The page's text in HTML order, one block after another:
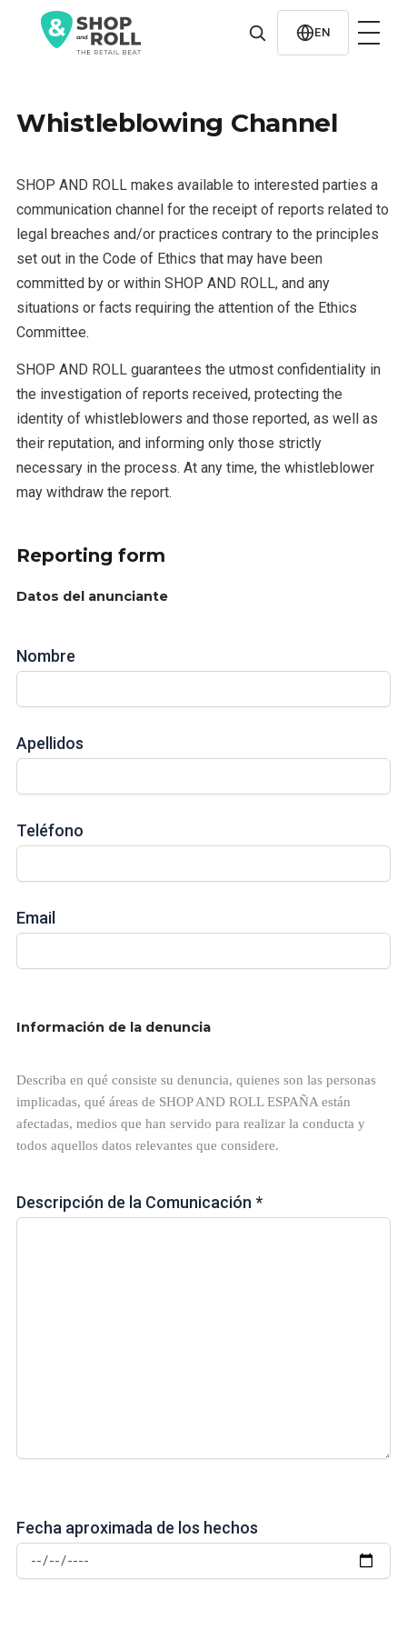
contenido
EN
Whistleblowing Channel
SHOP AND ROLL makes available to interested parties a
communication channel for the receipt of reports related to
legal breaches and/or practices contrary to the principles
set out in the Code of Ethics that may have been
committed by or within SHOP AND ROLL, and any
situations or facts requiring the attention of the Ethics
Committee.
SHOP AND ROLL guarantees the utmost confidentiality in
the investigation of reports received, protecting the
identity of whistleblowers and those reported, as well as
their reputation, and informing only those strictly
necessary in the process. At any time, the whistleblower
may withdraw the report.
Reporting form
Datos del anunciante
Nombre
Apellidos
Teléfono
Email
Información de la denuncia
Describa en qué consiste su denuncia, quienes son las personas
implicadas, qué áreas de SHOP AND ROLL ESPAÑA están
afectadas, medios que han servido para realizar la conducta y
todos aquellos datos relevantes que considere.
Descripción de la Comunicación *
Fecha aproximada de los hechos